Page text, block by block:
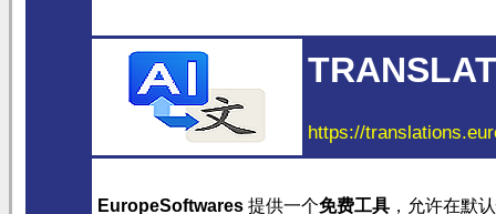
https://
EuropeSoftwares 提供一个免费工具 ，允许在默